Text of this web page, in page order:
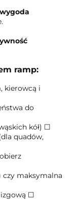
ramp:
kierowcą i
do
kół) ☐
quadów,
czy maksymalna
☐